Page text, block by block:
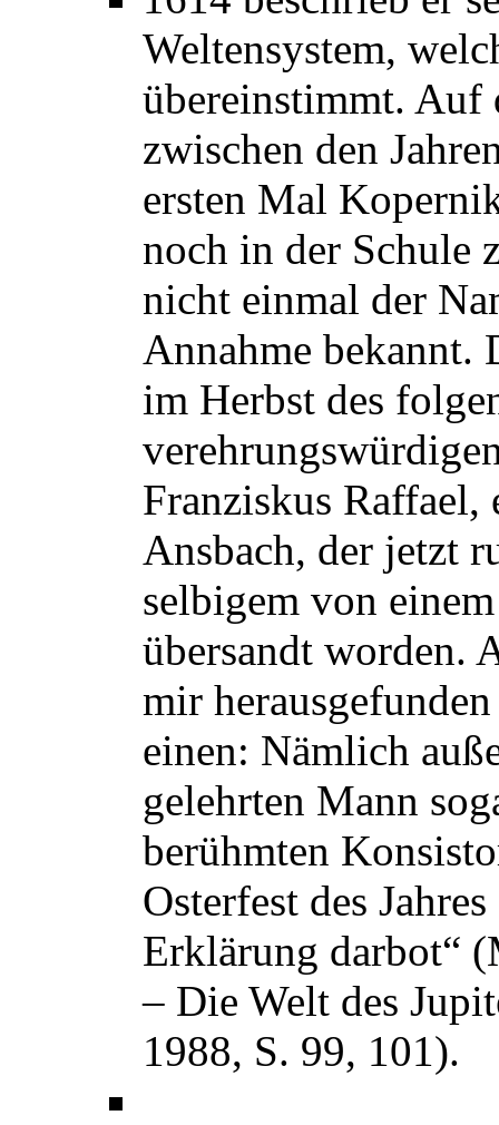
Weltensystem,
übereinstimmt. Auf
zwischen den
ersten Mal
noch in der Schule
nicht einmal der
Annahme bekannt.
im Herbst des
Franziskus Raffael,
Ansbach, der jetzt
selbigem von
übersandt worden.
mir
einen: Nämlich
gelehrten Mann
berühmten
Osterfest des
Erklärung darbot“
– Die Welt des
1988, S. 99, 101).